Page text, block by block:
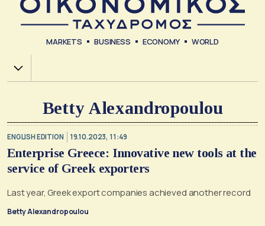
MARKETS BUSINESS ECONOMY WORLD
Χ.Α.
Betty Alexandropoulou
ENGLISH EDITION 19.10.2023, 11:49
Enterprise Greece: Innovative new tools at the
service of Greek exporters
Last year, Greek export companies achieved another record
Betty Alexandropoulou